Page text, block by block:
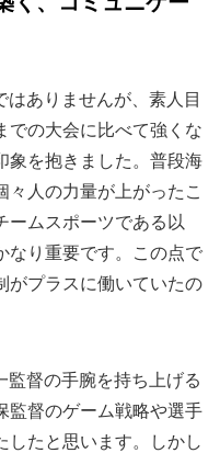
ありませんが、素人目
での大会に比べて強くな
象を抱きました。普段海
人の力量が上がったこ
ームスポーツである以
なり重要です。この点で
がプラスに働いていたの
督の手腕を持ち上げる
監督のゲーム戦略や選手
したと思います。しかし